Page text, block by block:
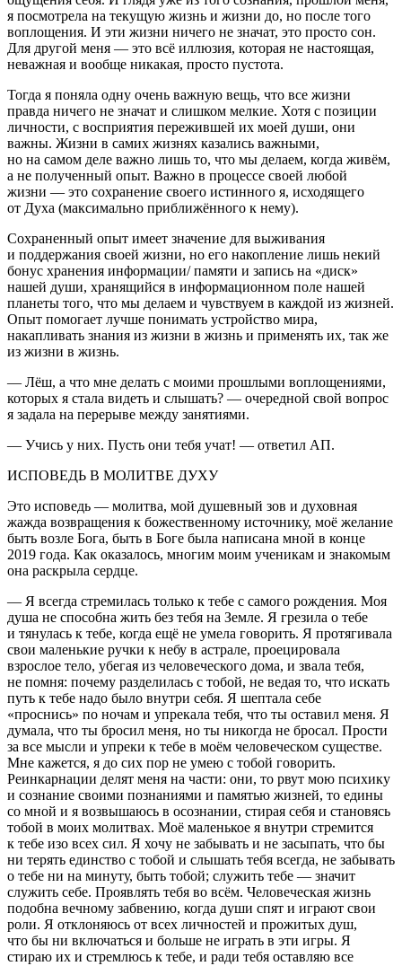
я посмотрела на текущую жизнь и жизни до, но после того
воплощения. И эти жизни ничего не значат, это просто сон.
Для другой меня — это всё иллюзия, которая не настоящая,
неважная и вообще никакая, просто пустота.
Тогда я поняла одну очень важную вещь, что все жизни
правда ничего не значат и слишком мелкие. Хотя с позиции
личности, с восприятия пережившей их моей души, они
важны. Жизни в самих жизнях казались важными,
но на самом деле важно лишь то, что мы делаем, когда живём,
а не полученный опыт. Важно в процессе своей любой
жизни — это сохранение своего истинного я, исходящего
от Духа (максимально приближённого к нему).
Сохраненный опыт имеет значение для выживания
и поддержания своей жизни, но его накопление лишь некий
бонус хранения информации/ памяти и запись на «диск»
нашей души, хранящийся в информационном поле нашей
планеты того, что мы делаем и чувствуем в каждой из жизней.
Опыт помогает лучше понимать устройство мира,
накапливать знания из жизни в жизнь и применять их, так же
из жизни в жизнь.
— Лёш, а что мне делать с моими прошлыми воплощениями,
которых я стала видеть и слышать? — очередной свой вопрос
я задала на перерыве между занятиями.
— Учись у них. Пусть они тебя учат! — ответил АП.
ИСПОВЕДЬ В МОЛИТВЕ ДУХУ
Это исповедь — молитва, мой душевный зов и духовная
жажда возвращения к божественному источнику, моё желание
быть возле Бога, быть в Боге была написана мной в конце
2019 года. Как оказалось, многим моим ученикам и знакомым
она раскрыла сердце.
— Я всегда стремилась только к тебе с самого рождения. Моя
душа не способна жить без тебя на Земле. Я грезила о тебе
и тянулась к тебе, когда ещё не умела говорить. Я протягивала
свои маленькие ручки к небу в астрале, проецировала
взрослое тело, убегая из человеческого дома, и звала тебя,
не помня: почему разделилась с тобой, не ведая то, что искать
путь к тебе надо было внутри себя. Я шептала себе
«проснись» по ночам и упрекала тебя, что ты оставил меня. Я
думала, что ты бросил меня, но ты никогда не бросал. Прости
за все мысли и упреки к тебе в моём человеческом существе.
Мне кажется, я до сих пор не умею с тобой говорить.
Реинкарнации делят меня на части: они, то рвут мою психику
и сознание своими познаниями и памятью жизней, то едины
со мной и я возвышаюсь в осознании, стирая себя и становясь
тобой в моих молитвах. Моё маленькое я внутри стремится
к тебе изо всех сил. Я хочу не забывать и не засыпать, что бы
ни терять единство с тобой и слышать тебя всегда, не забывать
о тебе ни на минуту, быть тобой; служить тебе — значит
служить себе. Проявлять тебя во всём. Человеческая жизнь
подобна вечному забвению, когда души спят и играют свои
роли. Я отклоняюсь от всех личностей и прожитых душ,
что бы ни включаться и больше не играть в эти игры. Я
стираю их и стремлюсь к тебе, и ради тебя оставляю все